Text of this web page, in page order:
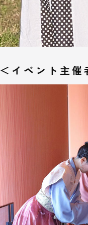
＜イベント主催